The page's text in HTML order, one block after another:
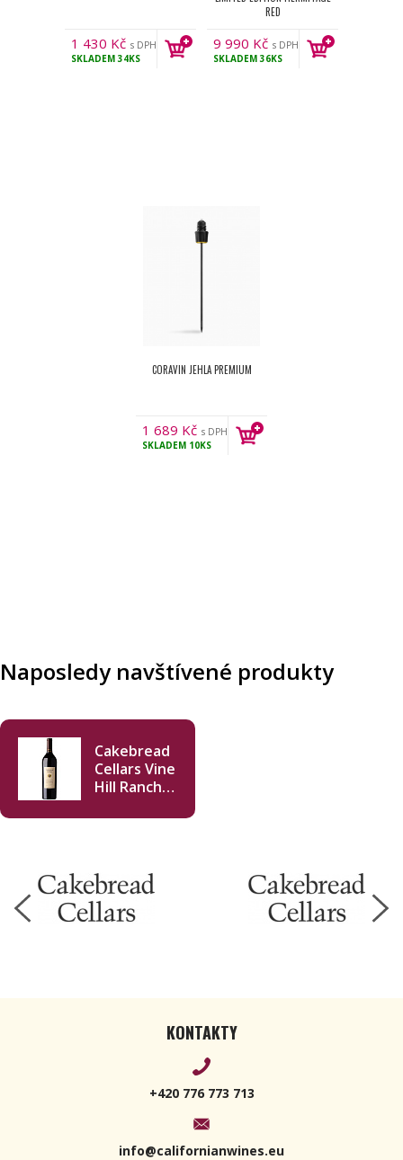
1 430 Kč s DPH
SKLADEM34KS
RED
9 990 Kč s DPH
SKLADEM36KS
CORAVIN JEHLA PREMIUM
1 689 Kč s DPH
SKLADEM 10KS
Naposledy navštívené produkty
Cakebread
Cellars Vine
Hill Ranch
Sauvignon
KONTAKTY
+420 776 773 713
info@californianwines.eu